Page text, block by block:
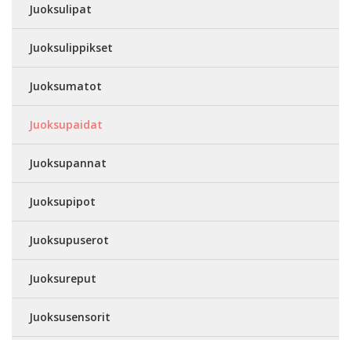
Juoksulipat
Juoksulippikset
Juoksumatot
Juoksupaidat
Juoksupannat
Juoksupipot
Juoksupuserot
Juoksureput
Juoksusensorit